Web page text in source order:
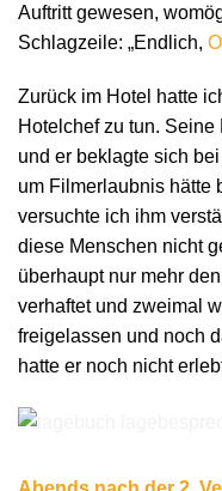
Auftritt gewesen,
Schlagzeile: „Endlich,
Zurück im Hotel hatte
Hotelchef zu tun.
und er beklagte sich
um Filmerlaubnis hätte
versuchte ich ihm
diese Menschen nicht
überhaupt nur mehr
verhaftet und zweimal
freigelassen und noch
hatte er noch nicht